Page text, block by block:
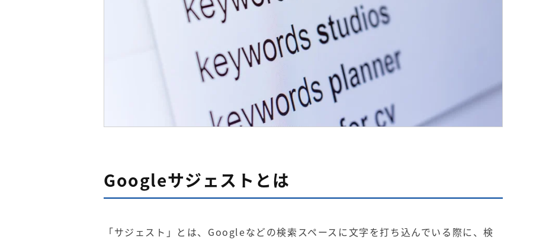
Googleサジェストとは
「サジェスト」とは、Googleなどの検索スペースに文字を打ち込んでいる際に、検